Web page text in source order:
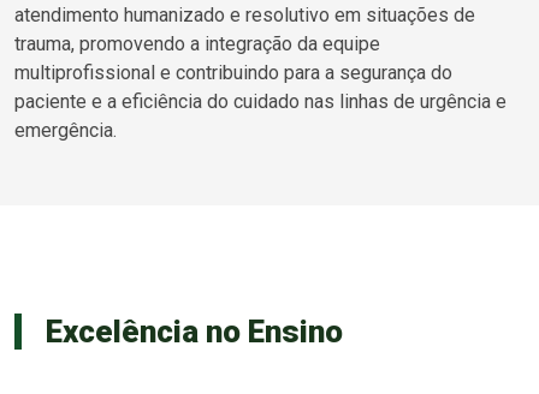
atendimento humanizado e resolutivo em situações de
trauma, promovendo a integração da equipe
multiprofissional e contribuindo para a segurança do
paciente e a eficiência do cuidado nas linhas de urgência e
emergência.
Excelência no Ensino